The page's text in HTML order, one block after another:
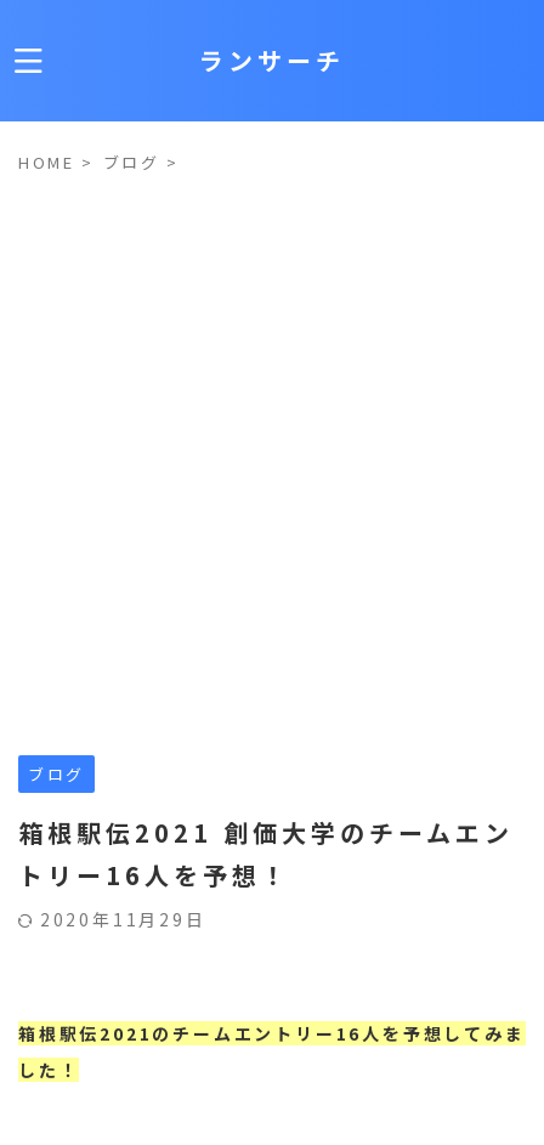
ランサーチ
HOME > ブログ >
ブログ
箱根駅伝2021 創価大学のチームエン
トリー16人を予想！
2020年11月29日
箱根駅伝2021のチームエントリー16人を予想してみま
した！